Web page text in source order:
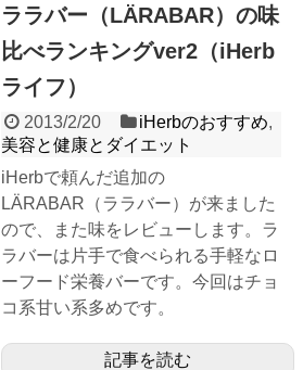
ララバー（LÄRABAR）の味
比べランキングver2（iHerb
ライフ）
2013/2/20 iHerbのおすすめ,
美容と健康とダイエット
iHerbで頼んだ追加の
LÄRABAR（ララバー）が来ました
ので、また味をレビューします。ラ
ラバーは片手で食べられる手軽なロ
ーフード栄養バーです。今回はチョ
コ系甘い系多めです。
記事を読む